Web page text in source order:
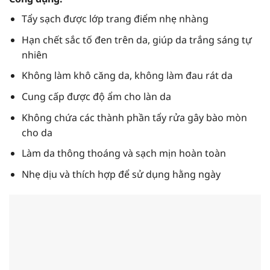
Tẩy sạch được lớp trang điểm nhẹ nhàng
Hạn chết sắc tố đen trên da, giúp da trắng sáng tự
nhiên
Không làm khô căng da, không làm đau rát da
Cung cấp được độ ẩm cho làn da
Không chứa các thành phần tẩy rửa gây bào mòn
cho da
Làm da thông thoáng và sạch mịn hoàn toàn
Nhẹ dịu và thích hợp để sử dụng hằng ngày